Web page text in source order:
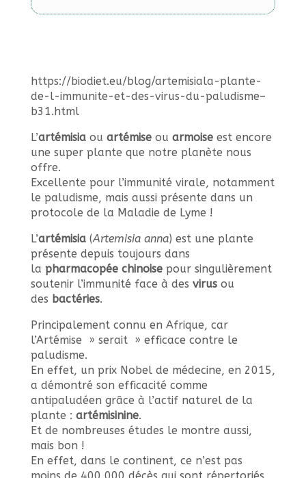
https://biodiet.eu/blog/artemisiala-plante-
de-l-immunite-et-des-virus-du-paludisme–
b31.html
L’artémisiaou artémiseou armoiseest encore
une super plante que notre planète nous
offre.
Excellente pour l’immunité virale, notamment
le paludisme, mais aussi présente dans un
protocole de la Maladie de Lyme !
L’artémisia(Artemisia anna) est une plante
présente depuis toujours dans
la pharmacopée chinoisepour singulièrement
soutenir l’immunité face à des virusou
des bactéries.
Principalement connu en Afrique, car
l’Artémise » serait » efficace contre le
paludisme.
En effet, un prix Nobel de médecine, en 2015,
a démontré son efficacité comme
antipaludéen grâce à l’actif naturel de la
plante : artémisinine.
Et de nombreuses études le montre aussi,
mais bon !
En effet, dans le continent, ce n’est pas